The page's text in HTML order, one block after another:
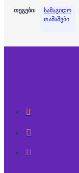
თეგები:
სამაგიდო
თამაშები